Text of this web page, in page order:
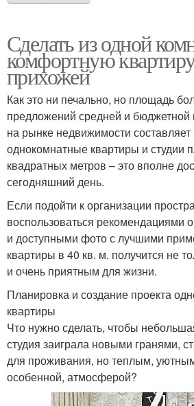
Сделать из одной
комфортную
прихожей
Как это ни печально, но площадь
предложений средней и бюджетной
на рынке недвижимости
однокомнатные квартиры и студии
квадратных метров – это вполне
сегодняшний день.
Если подойти к организации
воспользоваться рекомендациями
и доступными фото с лучшими
квартиры в 40 кв. м. получится не
и очень приятным для жизни.
Планировка и создание проекта
квартиры
Что нужно сделать, чтобы
студия заиграла новыми гранями,
для проживания, но теплым,
особенной, атмосферой?